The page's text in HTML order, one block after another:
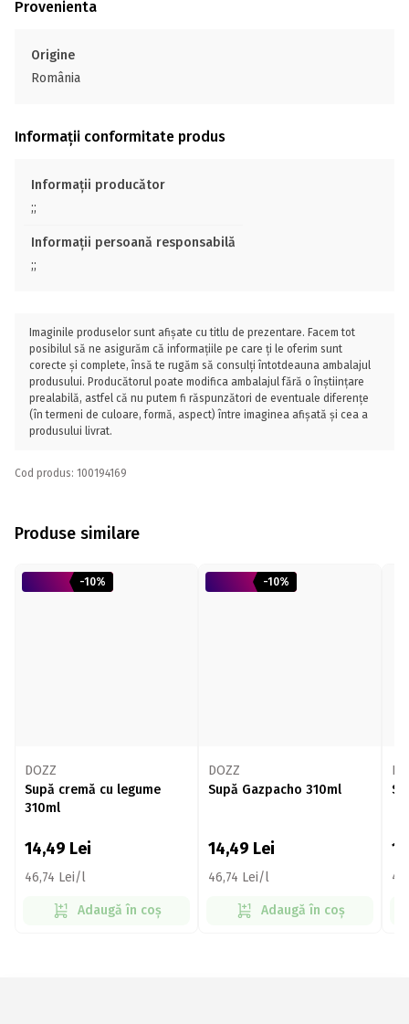
Provenienta
Origine
România
Informații conformitate produs
Informații producător
;;
Informații persoană responsabilă
;;
Imaginile produselor sunt afișate cu titlu de prezentare. Facem tot
posibilul să ne asigurăm că informațiile pe care ți le oferim sunt
corecte și complete, însă te rugăm să consulți întotdeauna ambalajul
produsului. Producătorul poate modifica ambalajul fără o înștiințare
prealabilă, astfel că nu putem fi răspunzători de eventuale diferențe
(în termeni de culoare, formă, aspect) între imaginea afișată și cea a
produsului livrat.
Cod produs: 100194169
Produse similare
-10%
DOZZ
Supă cremă cu legume
310ml
14,49 Lei
46,74 Lei/l
Adaugă în coș
-10%
DOZZ
Supă Gazpacho 310ml
14,49 Lei
46,74 Lei/l
Adaugă în coș